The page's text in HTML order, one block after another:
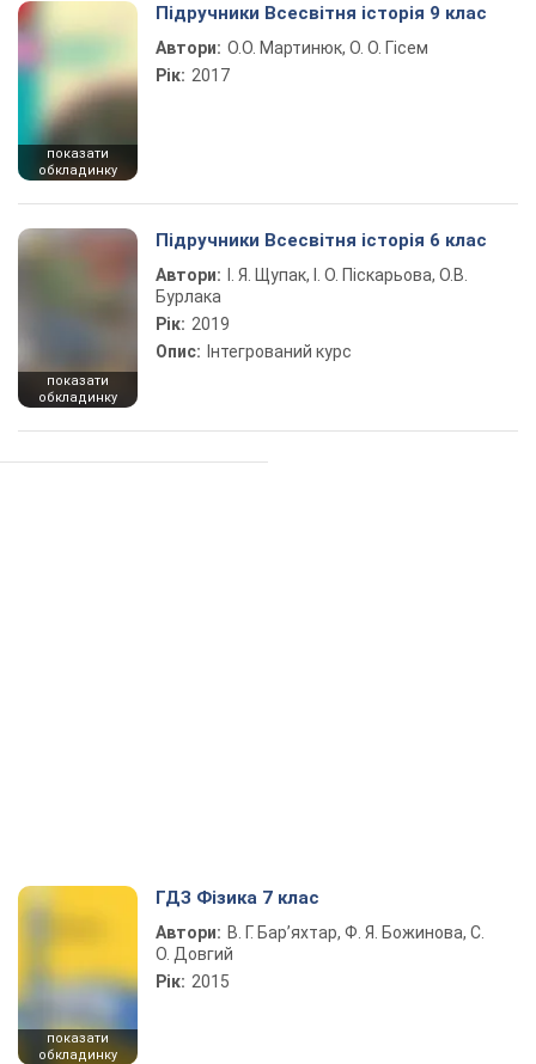
показати
обкладинку
Підручники Всесвітня історія 9 клас
Автори: О.О. Мартинюк, О. О. Гісем
Рік: 2017
показати
обкладинку
Підручники Всесвітня історія 6 клас
Автори:
І. Я. Щупак, І. О. Піскарьова, О.В.
Бурлака
Рік: 2019
Опис: Інтегрований курс
показати
обкладинку
ГДЗ Фізика 7 клас
Автори: В. Г. Бар’яхтар, Ф. Я. Божинова, С.
О. Довгий
Рік: 2015